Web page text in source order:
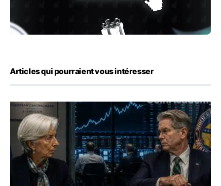
Articles qui pourraient vous intéresser
Yen : Washington a vendu des euros sans prévenir la